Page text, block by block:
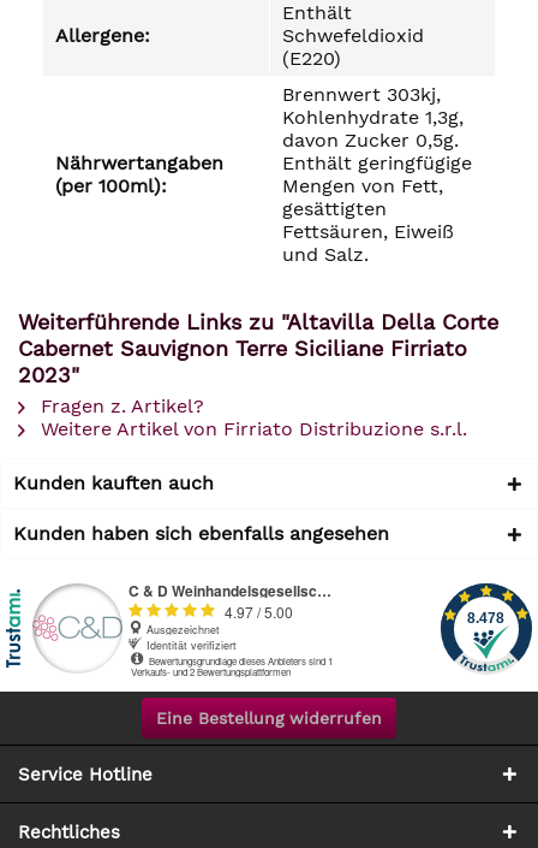
Allergene:
Enthält
Schwefeldioxid
(E220)
Nährwertangaben
(per 100ml):
Brennwert 303kj,
Kohlenhydrate 1,3g,
davon Zucker 0,5g.
Enthält geringfügige
Mengen von Fett,
gesättigten
Fettsäuren, Eiweiß
und Salz.
Weiterführende Links zu "Altavilla Della Corte
Cabernet Sauvignon Terre Siciliane Firriato
2023"
Fragen z. Artikel?
Weitere Artikel von Firriato Distribuzione s.r.l.
Kunden kauften auch
Kunden haben sich ebenfalls angesehen
Eine Bestellung widerrufen
Service Hotline
Rechtliches